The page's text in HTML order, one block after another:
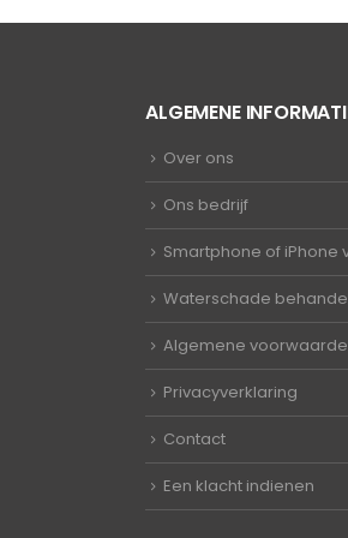
ALGEMENE
Over ons
Ons bedrijf
Smartphone of iPhone
Waterschade
Algemene
Privacyverklaring
Contact
Een klacht indienen